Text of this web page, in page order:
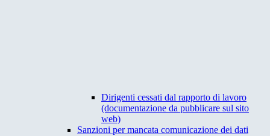
Dirigenti cessati dal rapporto di lavoro
(documentazione da pubblicare sul sito
web)
Sanzioni per mancata comunicazione dei dati